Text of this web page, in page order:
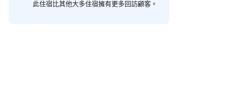
此住宿比其他大多住宿擁有更多回訪顧客。